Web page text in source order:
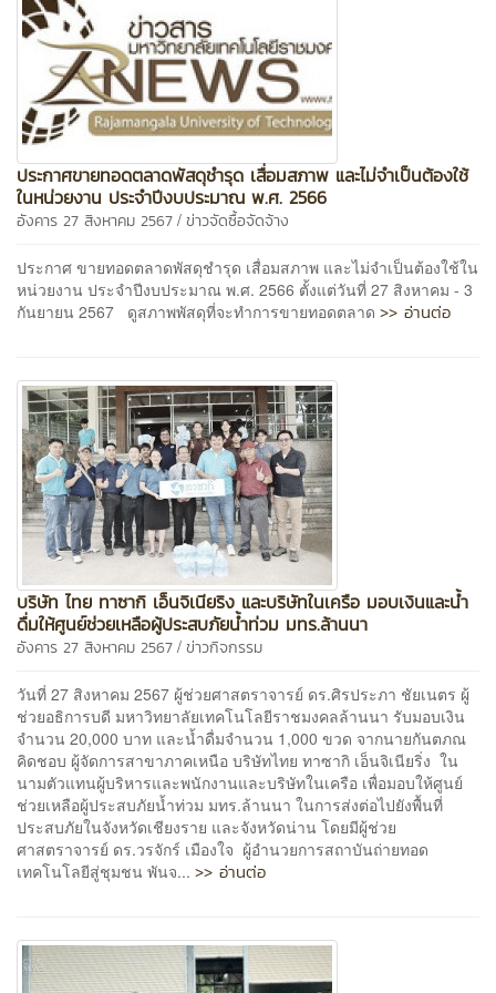
ประกาศขายทอดตลาดพัสดุชำรุด เสื่อมสภาพ และไม่จำเป็นต้องใช้
ในหน่วยงาน ประจำปีงบประมาณ พ.ศ. 2566
อังคาร 27 สิงหาคม 2567 / ข่าวจัดซื้อจัดจ้าง
ประกาศ ขายทอดตลาดพัสดุชำรุด เสื่อมสภาพ และไม่จำเป็นต้องใช้ใน
หน่วยงาน ประจำปีงบประมาณ พ.ศ. 2566 ตั้งแต่วันที่ 27 สิงหาคม - 3
กันยายน 2567 ดูสภาพพัสดุที่จะทำการขายทอดตลาด >> อ่านต่อ
บริษัท ไทย ทาซากิ เอ็นจิเนียริง และบริษัทในเครือ มอบเงินและน้ำ
ดื่มให้ศูนย์ช่วยเหลือผู้ประสบภัยน้ำท่วม มทร.ล้านนา
อังคาร 27 สิงหาคม 2567 / ข่าวกิจกรรม
วันที่ 27 สิงหาคม 2567 ผู้ช่วยศาสตราจารย์ ดร.ศิรประภา ชัยเนตร ผู้
ช่วยอธิการบดี มหาวิทยาลัยเทคโนโลยีราชมงคลล้านนา รับมอบเงิน
จำนวน 20,000 บาท และน้ำดื่มจำนวน 1,000 ขวด จากนายกันตภณ
คิดชอบ ผู้จัดการสาขาภาคเหนือ บริษัทไทย ทาซากิ เอ็นจิเนียริ่ง ใน
นามตัวแทนผู้บริหารและพนักงานและบริษัทในเครือ เพื่อมอบให้ศูนย์
ช่วยเหลือผู้ประสบภัยน้ำท่วม มทร.ล้านนา ในการส่งต่อไปยังพื้นที่
ประสบภัยในจังหวัดเชียงราย และจังหวัดน่าน โดยมีผู้ช่วย
ศาสตราจารย์ ดร.วรจักร์ เมืองใจ ผู้อำนวยการสถาบันถ่ายทอด
เทคโนโลยีสู่ชุมชน พันจ... >> อ่านต่อ